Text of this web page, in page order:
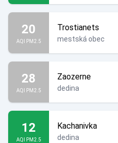
20
AQI PM2.5
Trostianets
mestská obec
28
AQI PM2.5
Zaozerne
dedina
12
AQI PM2.5
Kachanivka
dedina